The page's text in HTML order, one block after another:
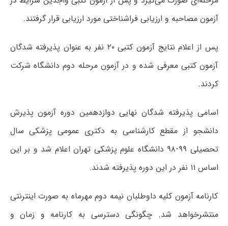
آزمون مصاحبه و ارزیابی فراشناختی مورد ارزیابی قرار گرفتند.
پس از اعلام نتایج آزمون کتبی ۲۰ نفر به عنوان پذیرفته شدگان
آزمون کتبی معرفی شده و در آزمون مرحله دوم دانشگاه شرکت
کردند.
اسامی پذیرفته شدگان نهایی دوازدهمین دوره آزمون پذیرش
دانشجو از مقطع کارشناسی به دکتری عمومی پزشکی سال
تحصیلی ۹۹-۹۸ دانشگاه علوم پزشکی تهران اعلام شد و بر این
اساس ۱۱ نفر در این دوره پذیرفته شدند.
کارنامه آزمون کلیه داوطلبان نیمه دوم مهرماه به صورت اینترنتی
منتشرخواهد شد. چگونگی دسترسی به کارنامه و زمان و